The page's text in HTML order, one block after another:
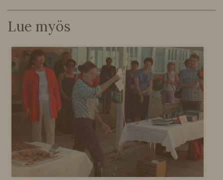
Lue myös